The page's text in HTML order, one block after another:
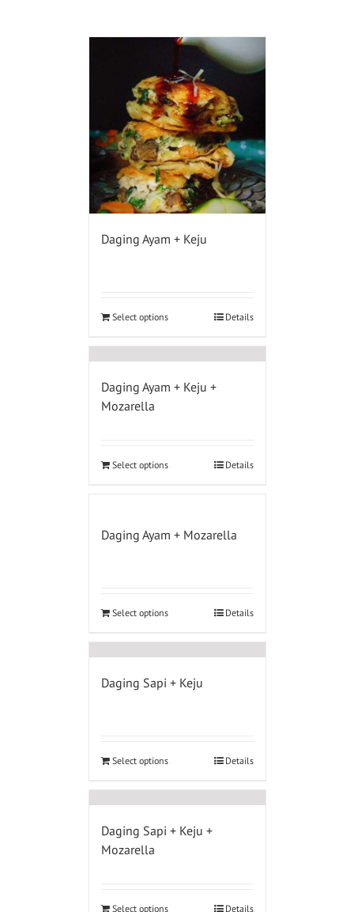
Daging Ayam + Keju
Select options Details
Daging Ayam + Keju +
Mozarella
Select options Details
Daging Ayam + Mozarella
Select options Details
Daging Sapi + Keju
Select options Details
Daging Sapi + Keju +
Mozarella
Select options Details